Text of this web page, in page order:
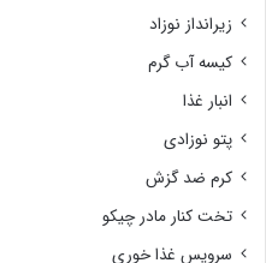
زیرانداز نوزاد
کیسه آب گرم
انبار غذا
پتو نوزادی
کرم ضد گزش
تخت کنار مادر چیکو
سرویس غذا خوری